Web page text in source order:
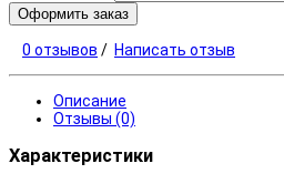
Оформить заказ
0 отзывов / Написать отзыв
Описание
Отзывы (0)
Характеристики